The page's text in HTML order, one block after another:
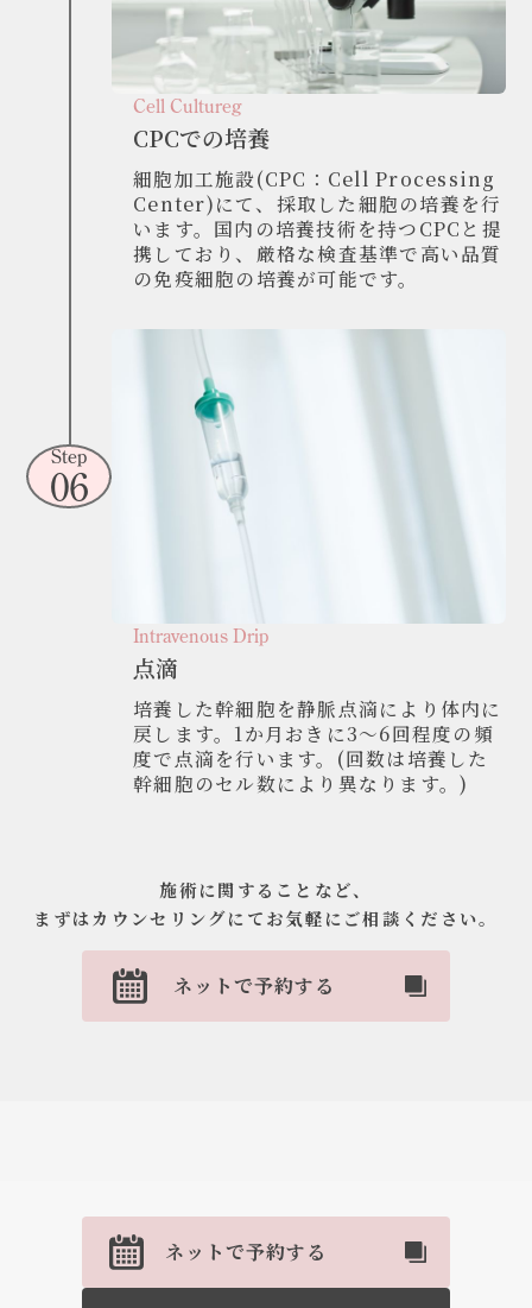
Cell Cultureg
CPCでの培養
細胞加工施設(CPC：Cell Processing
Center)にて、採取した細胞の培養を行
います。国内の培養技術を持つCPCと提
携しており、厳格な検査基準で高い品質
の免疫細胞の培養が可能です。
Step
06
Intravenous Drip
点滴
培養した幹細胞を静脈点滴により体内に
戻します。1か月おきに3～6回程度の頻
度で点滴を行います。(回数は培養した
幹細胞のセル数により異なります。)
施術に関することなど、
まずはカウンセリングにてお気軽にご相談ください。
ネットで予約する
ネットで予約する